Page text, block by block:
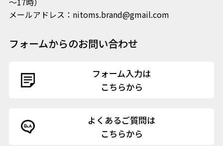
メールアドレス：nitoms.brand@gmail.com
フォームからのお問い合わせ
フォーム入力は
こちらから
よくあるご質問は
こちらから